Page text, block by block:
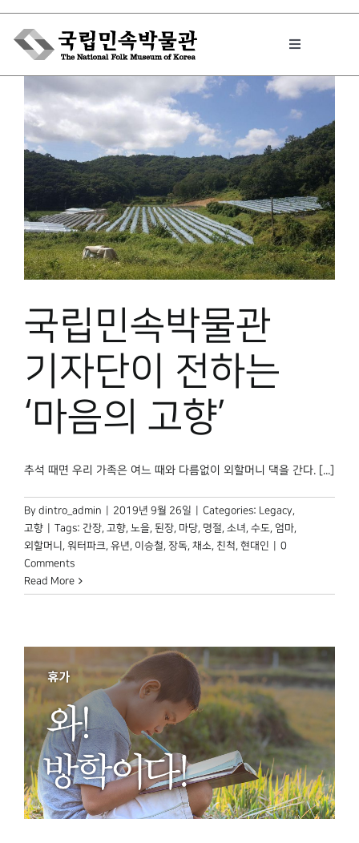
Skip
content
Toggle
박물관에서는
민속이야기
민속 인사이드
박물관 홈페이지
국립민속박물관
기자단이 전하는
‘마음의 고향’
추석 때면 우리 가족은 여느 때와 다름없이 외할머니 댁을 간다. [...]
By dintro_admin 2019년 9월 26일 Categories: Legacy
고향
Tags: 간장 고향 노을 된장 마당 명절 소녀 수도 엄마
외할머니
워터파크 유년 이승철 장독 채소 친척 현대인
0
Comments
Read More